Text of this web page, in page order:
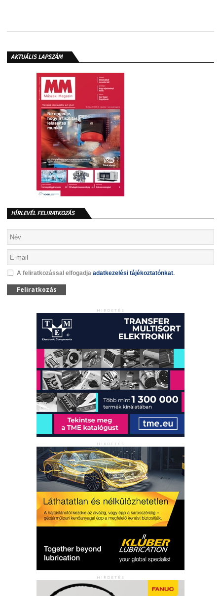
AKTUÁLIS LAPSZÁM
HÍRLEVÉL FELIRATKOZÁS
A feliratkozással elfogadja adatkezelési tájékoztatónkat.
Feliratkozás
HIRDETÉS
HIRDETÉS
HIRDETÉS